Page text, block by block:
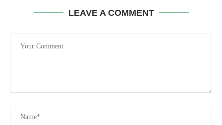
LEAVE A COMMENT